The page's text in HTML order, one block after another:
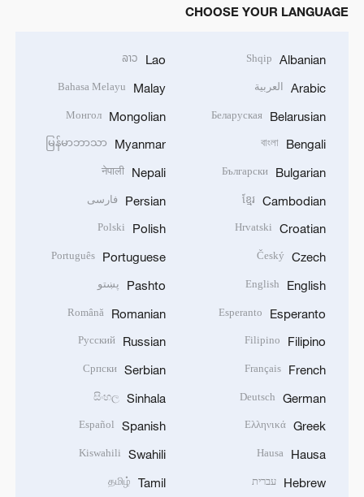
CHOOSE YOUR LANGUAGE
Albanian
Shqip
Arabic العربية
Belarusian
Беларуская
Bengali
বাংলা
Bulgarian
Български
Cambodian
ខ្មែរ
Croatian
Hrvatski
Czech
Český
English
English
Esperanto
Esperanto
Filipino
Filipino
French
Français
German
Deutsch
Greek
Ελληνικά
Hausa
Hausa
Hebrew עברית
Lao
ລາວ
Malay
Bahasa Melayu
Mongolian
Монгол
Myanmar
မြန်မာဘာသာ
Nepali
नेपाली
Persian فارسی
Polish
Polski
Portuguese
Português
Pashto پښتو
Romanian
Română
Russian
Русский
Serbian
Српски
Sinhala
සිංහල
Spanish
Español
Swahili
Kiswahili
Tamil
தமிழ்